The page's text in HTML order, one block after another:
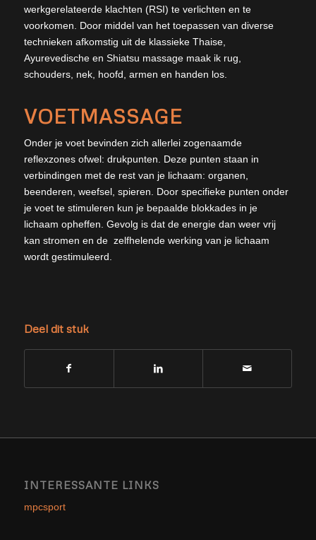
werkgerelateerde klachten (RSI) te verlichten en te
voorkomen. Door middel van het toepassen van diverse
technieken afkomstig uit de klassieke Thaise,
Ayurevedische en Shiatsu massage maak ik rug,
schouders, nek, hoofd, armen en handen los.
VOETMASSAGE
Onder je voet bevinden zich allerlei zogenaamde
reflexzones ofwel: drukpunten. Deze punten staan in
verbindingen met de rest van je lichaam: organen,
beenderen, weefsel, spieren. Door specifieke punten onder
je voet te stimuleren kun je bepaalde blokkades in je
lichaam opheffen. Gevolg is dat de energie dan weer vrij
kan stromen en de zelfhelende werking van je lichaam
wordt gestimuleerd.
Deel dit stuk
INTERESSANTE LINKS
mpcsport